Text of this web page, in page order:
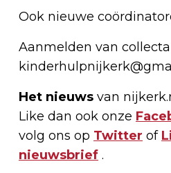
Ook nieuwe
Aanmelden van
Het nieuws van
Like dan ook onze
volg ons op Twitter of
nieuwsbrief .